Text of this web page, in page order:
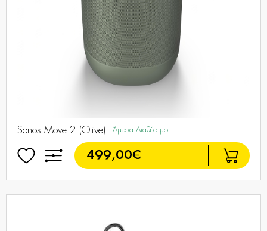
Sonos Move 2 (Olive) Άμεσα Διαθέσιμο
499,00€